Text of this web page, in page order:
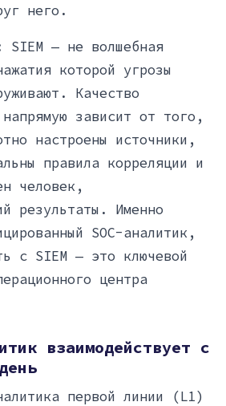
него.
SIEM — не волшебная
которой угрозы
Качество
напрямую зависит от того,
настроены источники,
правила корреляции и
человек,
результаты. Именно
SOC-аналитик,
с SIEM — это ключевой
центра
взаимодействует с
первой линии (L1)